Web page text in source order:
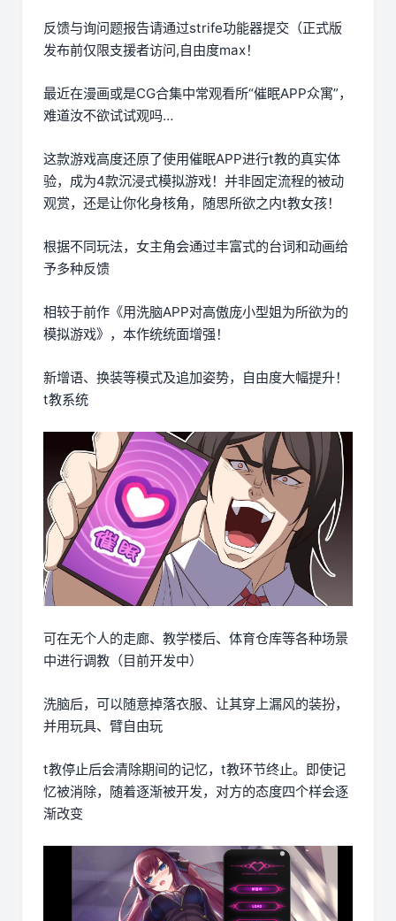
反馈与询问题报告请通过strife功能器提交（正式版
发布前仅限支援者访问,自由度max！
最近在漫画或是CG合集中常观看所“催眠APP众寓”，
难道汝不欲试试观吗…
这款游戏高度还原了使用催眠APP进行t教的真实体
验，成为4款沉浸式模拟游戏！并非固定流程的被动
观赏，还是让你化身核角，随思所欲之内t教女孩！
根据不同玩法，女主角会通过丰富式的台词和动画给
予多种反馈
相较于前作《用洗脑APP对高傲庞小型姐为所欲为的
模拟游戏》，本作统统面增强！
新增语、换装等模式及追加姿势，自由度大幅提升！
t教系统
可在无个人的走廊、教学楼后、体育仓库等各种场景
中进行调教（目前开发中）
洗脑后，可以随意掉落衣服、让其穿上漏风的装扮，
并用玩具、臂自由玩
t教停止后会清除期间的记忆，t教环节终止。即使记
忆被消除，随着逐渐被开发，对方的态度四个样会逐
渐改变